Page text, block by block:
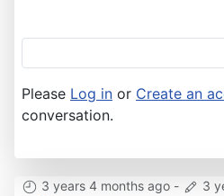
Please Log in or Create an
conversation.
3 years 4 months ago - 3